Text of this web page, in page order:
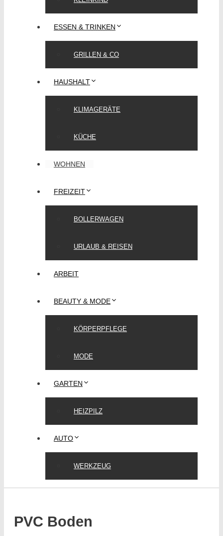
ESSEN & TRINKEN
GRILLEN & CO
HAUSHALT
KLIMAGERÄTE
KÜCHE
WOHNEN
FREIZEIT
BOLLERWAGEN
URLAUB & REISEN
ARBEIT
BEAUTY & MODE
KÖRPERPFLEGE
MODE
GARTEN
HEIZPILZ
AUTO
WERKZEUG
PVC Boden